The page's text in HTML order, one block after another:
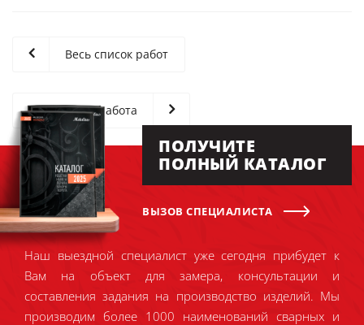
Весь список работ
Следующая работа
ПОЛУЧИТЕ
ПОЛНЫЙ КАТАЛОГ
ВЫЗОВ СПЕЦИАЛИСТА
Наш выездной специалист уже сегодня прибудет к
Вам на объект для замера, консультации и
составления задания на производство изделий. Мы
производим более 1000 наименований сварных и